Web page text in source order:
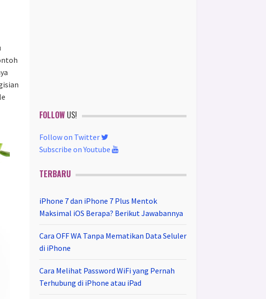
FOLLOW US!
Follow on Twitter
Subscribe on Youtube
TERBARU
iPhone 7 dan iPhone 7 Plus Mentok
Maksimal iOS Berapa? Berikut Jawabannya
Cara OFF WA Tanpa Mematikan Data Seluler
di iPhone
Cara Melihat Password WiFi yang Pernah
Terhubung di iPhone atau iPad